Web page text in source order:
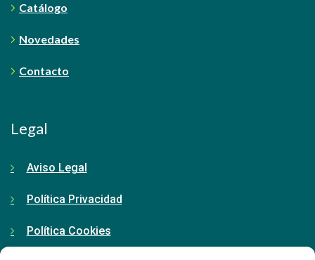
Catálogo
Novedades
Contacto
Legal
Aviso Legal
Política Privacidad
Política Cookies